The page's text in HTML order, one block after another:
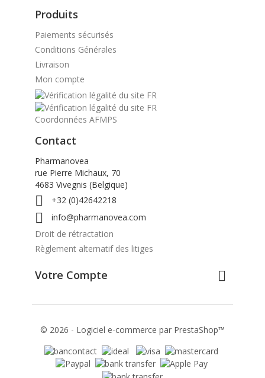
Produits
Paiements sécurisés
Conditions Générales
Livraison
Mon compte
Coordonnées AFMPS
Contact
Pharmanovea
rue Pierre Michaux, 70
4683 Vivegnis (Belgique)
 +32 (0)42642218

info@pharmanovea.com
Droit de rétractation
Règlement alternatif des litiges
Votre Compte 
© 2026 - Logiciel e-commerce par PrestaShop™